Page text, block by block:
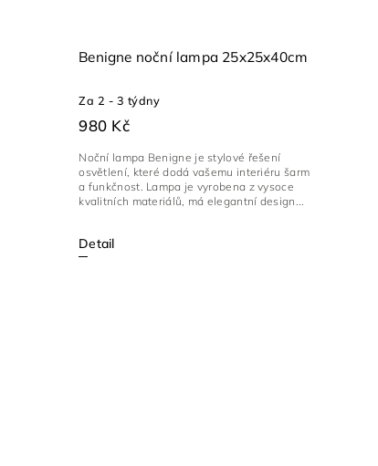
Benigne noční lampa 25x25x40cm
Za 2 - 3 týdny
980 Kč
Detail
Noční lampa Benigne je stylové řešení
osvětlení, které dodá vašemu interiéru šarm
a funkčnost. Lampa je vyrobena z vysoce
kvalitních materiálů, má elegantní design...